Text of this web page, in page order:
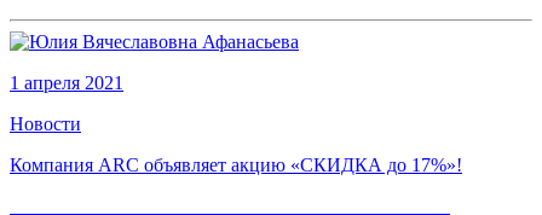
1 апреля 2021
Новости
Компания ARC объявляет акцию «СКИДКА до 17%»!